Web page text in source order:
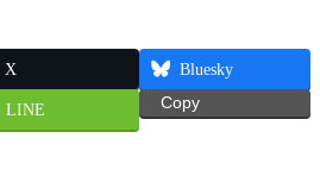
X
Bluesky
LINE Copy